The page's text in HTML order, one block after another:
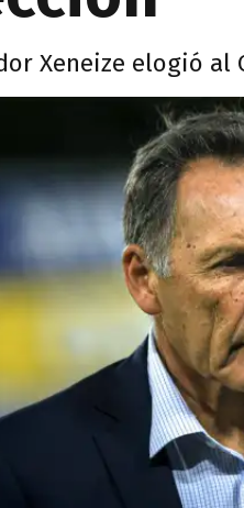
Xeneize elogió al